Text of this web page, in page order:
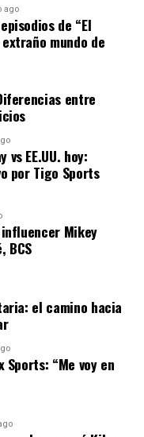
Éticas
de la IA en la
Las
los datos y la
médicas
Los expertos
claras para
utilicen de manera
uso de
afirmó
de
utilice
ago
de “El
mundo de
entre
vs EE.UU. hoy:
por Tigo Sports
Mikey
BCS
el camino hacia
Sports: “Me voy en